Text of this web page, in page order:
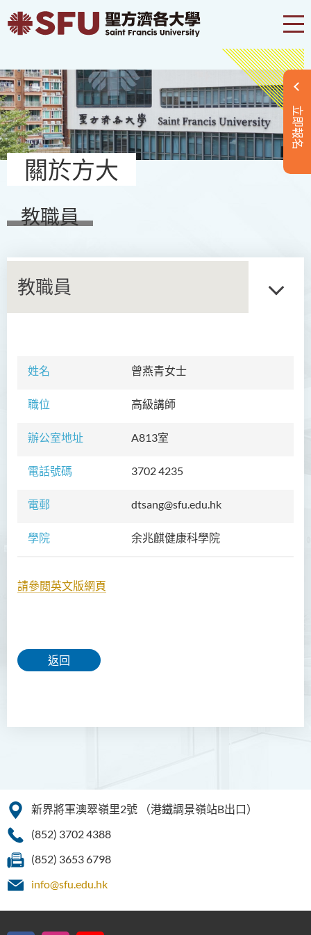
立即報名
關於方大
教職員
教職員
姓名 曾燕青女士
職位 高級講師
辦公室地址 A813室
電話號碼 3702 4235
電郵 dtsang@sfu.edu.hk
學院 余兆麒健康科學院
請參閲英文版網頁
返回
課程概覽
教職員
校外顧問團及校外考試委員
學生活動
Community Health Conference
2018
新界將軍澳翠嶺里2號
（港鐵調景嶺站B出口）
(852) 3702 4388
(852) 3653 6798
info@sfu.edu.hk